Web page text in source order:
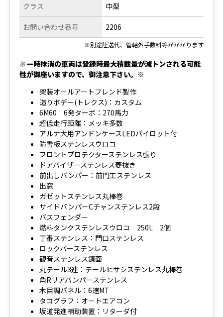
クラス
お問い合わせ番号
中型
2206
※別途陸送代、管轄外手数料等がかかります
※一時抹消の車両は登録時最大積載量が減トンされる可能
性が御座いますので、御注意下さい。※
架装オールアートフレンド製作
造りボデー(トレクス)：カスタム
6M60 6発ターボ：270馬力
超低走行距離：メッキ多数
アルナ大用アンドンケースLEDパイロット付
防雪板ステンレスウロコ
フロントプロテクターステンレス張り
ドアバイザーステンレス菱抜き
前出しバンパー：前門工ステンレス
出窓
ガゼットステンレス丸棒巻
サイドバンパーCチャンステンレス2段
バスフェンダー
燃料タンクステンレスウロコ 250L 2個
丁番ステンレス：門口ステンレス
ロックバーステンレス
観音ステンレス鏡面
丸テール3連：テールヒサシステンレス丸棒巻
角Rリアバンパーステンレス
木目調パネル：6速MT
タコグラフ：オートエアコン
坂道発進補助装置：リターダ付